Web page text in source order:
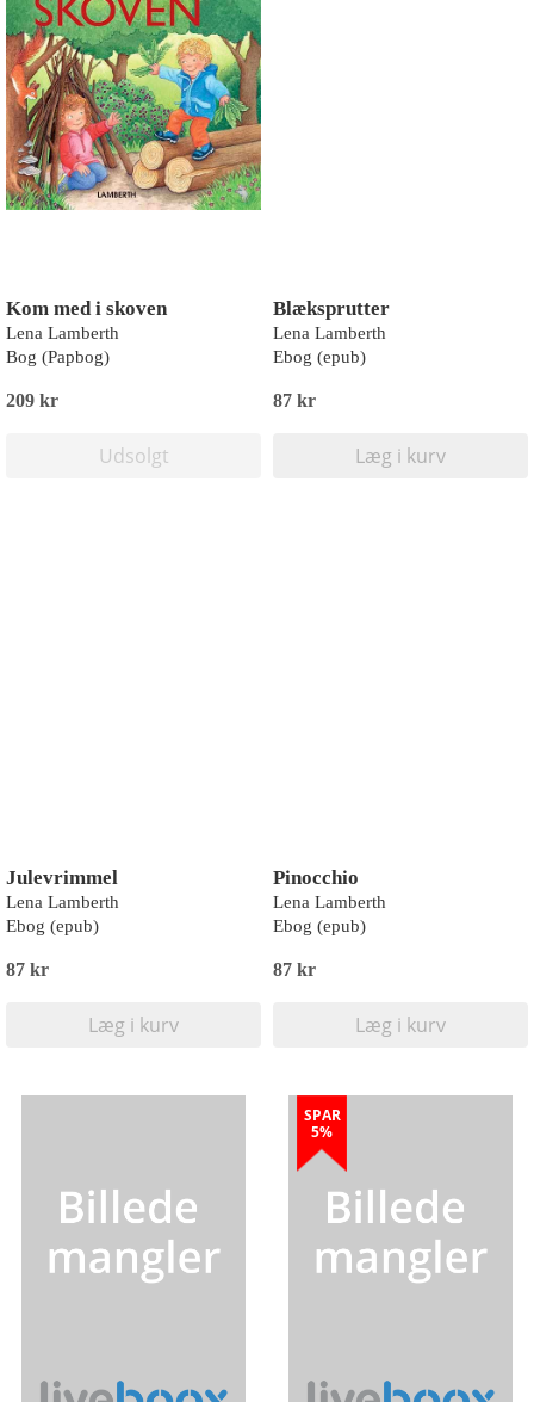
Kom med i skoven
Lena Lamberth
Bog (Papbog)
209 kr
Udsolgt
Blæksprutter
Lena Lamberth
Ebog (epub)
87 kr
Læg i kurv
Julevrimmel
Lena Lamberth
Ebog (epub)
87 kr
Læg i kurv
Pinocchio
Lena Lamberth
Ebog (epub)
87 kr
Læg i kurv
SPAR
5%